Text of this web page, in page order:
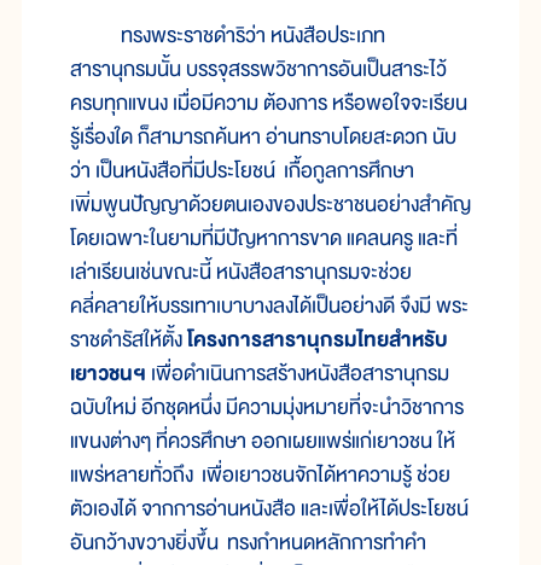
ทรงพระราชดำริว่า หนังสือประเภท
สารานุกรมนั้น บรรจุสรรพวิชาการอันเป็นสาระไว้
ครบทุกแขนง เมื่อมีความ ต้องการ หรือพอใจจะเรียน
รู้เรื่องใด ก็สามารถค้นหา อ่านทราบโดยสะดวก นับ
ว่า เป็นหนังสือที่มีประโยชน์ เกื้อกูลการศึกษา
เพิ่มพูนปัญญาด้วยตนเองของประชาชนอย่างสำคัญ
โดยเฉพาะในยามที่มีปัญหาการขาด แคลนครู และที่
เล่าเรียนเช่นขณะนี้ หนังสือสารานุกรมจะช่วย
คลี่คลายให้บรรเทาเบาบางลงได้เป็นอย่างดี จึงมี พระ
ราชดำรัสให้ตั้งโครงการสารานุกรมไทยสำหรับ
เยาวชนฯ เพื่อดำเนินการสร้างหนังสือสารานุกรม
ฉบับใหม่ อีกชุดหนึ่ง มีความมุ่งหมายที่จะนำวิชาการ
แขนงต่างๆ ที่ควรศึกษา ออกเผยแพร่แก่เยาวชน ให้
แพร่หลายทั่วถึง เพื่อเยาวชนจักได้หาความรู้ ช่วย
ตัวเองได้ จากการอ่านหนังสือ และเพื่อให้ได้ประโยชน์
อันกว้างขวางยิ่งขึ้น ทรงกำหนดหลักการทำคำ